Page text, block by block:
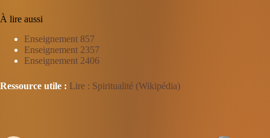
À lire aussi
Enseignement 857
Enseignement 2357
Enseignement 2406
Ressource utile : Lire : Spiritualité (Wikipédia)